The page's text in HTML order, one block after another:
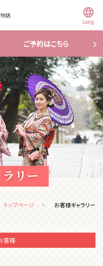
店
Lang
ご予約はこちら
リー
トップページ お客様ギャラリー
客様